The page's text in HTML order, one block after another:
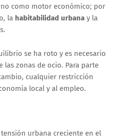
como motor económico; por
la habitabilidad urbana y la
se ha roto y es necesario
zonas de ocio. Para parte
cualquier restricción
local y al empleo.
urbana creciente en el